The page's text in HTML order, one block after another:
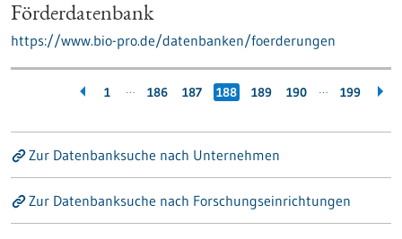
Förderdatenbank
https://www.bio-pro.de/datenbanken/foerderungen
1 … 186 187 188 189 190 … 199
Zur Datenbanksuche nach Unternehmen
Zur Datenbanksuche nach Forschungseinrichtungen